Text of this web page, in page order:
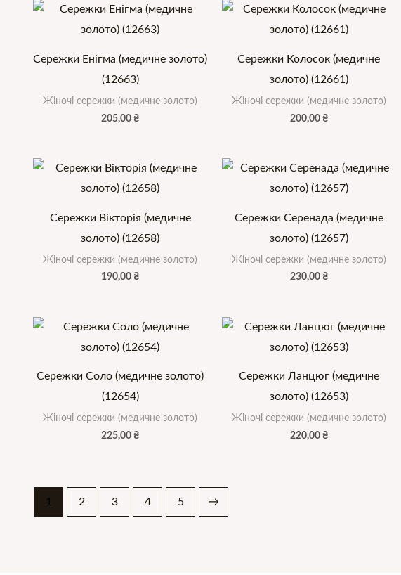
Сережки Енігма (медичне золото)
(12663)
Жіночі сережки (медичне золото)
205,00₴
Сережки Колосок (медичне
золото) (12661)
Жіночі сережки (медичне золото)
200,00 ₴
Сережки Вікторія (медичне
золото) (12658)
Жіночі сережки (медичне золото)
190,00₴
Сережки Серенада (медичне
золото) (12657)
Жіночі сережки (медичне золото)
230,00 ₴
Сережки Соло (медичне золото)
(12654)
Жіночі сережки (медичне золото)
225,00₴
Сережки Ланцюг (медичне
золото) (12653)
Жіночі сережки (медичне золото)
220,00 ₴
1 2 3 4 5 →